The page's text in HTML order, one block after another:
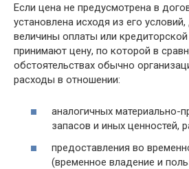
Если цена не предусмотрена в
установлена исходя из его
величины оплаты или
принимают цену, по которой в
обстоятельствах обычно
расходы в отношении:
аналогичных материально-
запасов и иных ценностей,
предоставления во
(временное владение и